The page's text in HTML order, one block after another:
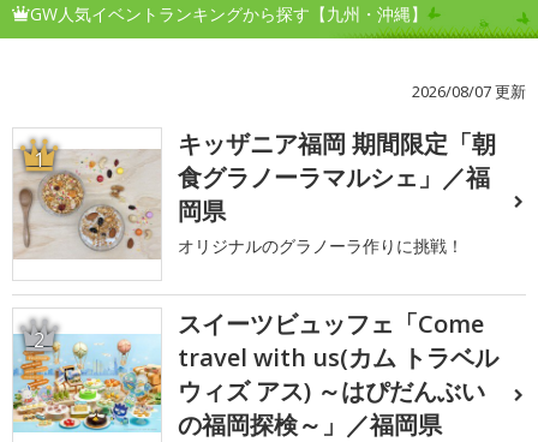
GW人気イベントランキングから探す【九州・沖縄】
2026/08/07 更新
1
キッザニア福岡 期間限定「朝
食グラノーラマルシェ」／福
岡県
オリジナルのグラノーラ作りに挑戦！
2
スイーツビュッフェ「Come
travel with us(カム トラベル
ウィズ アス) ～はぴだんぶい
の福岡探検～」／福岡県